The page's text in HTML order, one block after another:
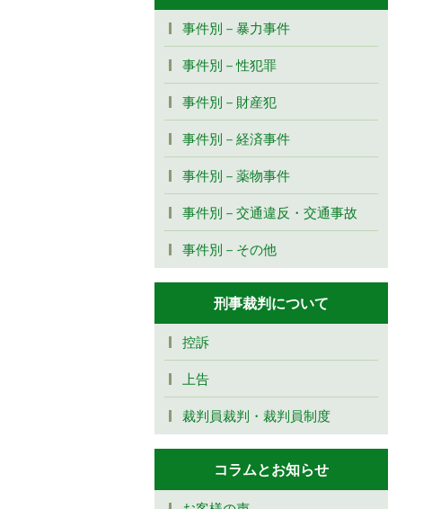
事件別－暴力事件
事件別－性犯罪
事件別－財産犯
事件別－経済事件
事件別－薬物事件
事件別－交通違反・交通事故
事件別－その他
刑事裁判について
控訴
上告
裁判員裁判・裁判員制度
コラムとお知らせ